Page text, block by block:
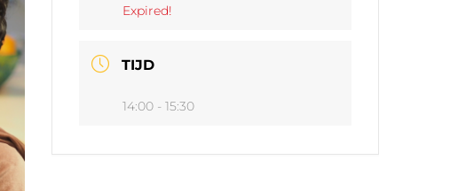
Expired!
TIJD
14:00 - 15:30